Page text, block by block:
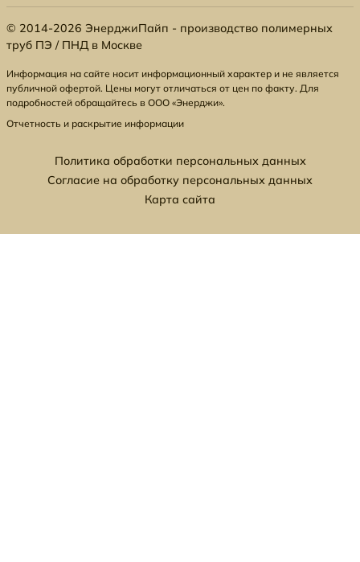
© 2014-2026 ЭнерджиПайп - производство полимерных
труб ПЭ / ПНД в Москве
Информация на сайте носит информационный характер и не является
публичной офертой. Цены могут отличаться от цен по факту. Для
подробностей обращайтесь в ООО «Энерджи».
Отчетность и раскрытие информации
Политика обработки персональных данных
Согласие на обработку персональных данных
Карта сайта